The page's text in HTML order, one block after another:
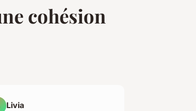
cohésion
Livia